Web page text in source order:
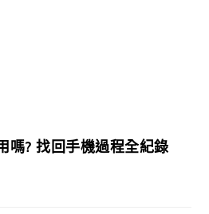
嗎? 找回手機過程全紀錄